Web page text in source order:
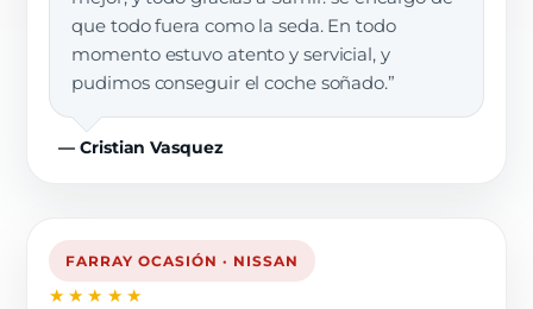
que todo fuera como la seda. En todo
momento estuvo atento y servicial, y
pudimos conseguir el coche soñado.”
— Cristian Vasquez
FARRAY OCASIÓN · NISSAN
★★★★★